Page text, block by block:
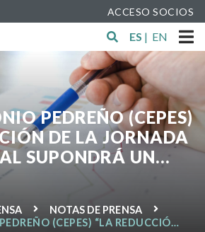
ACCESO SOCIOS
ES | EN
PEDREÑO (CEPES)
DE LA JORNADA
SUPONDRÁ UN
USO DE HORARIOS
LA CALIDAD DE
LAS PERSONAS”
NOTAS DE PRENSA
(CEPES) “LA REDUCCIÓN